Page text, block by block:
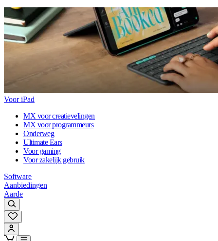
Voor iPad
MX voor creatievelingen
MX voor programmeurs
Onderweg
Ultimate Ears
Voor gaming
Voor zakelijk gebruik
Software
Aanbiedingen
Aarde